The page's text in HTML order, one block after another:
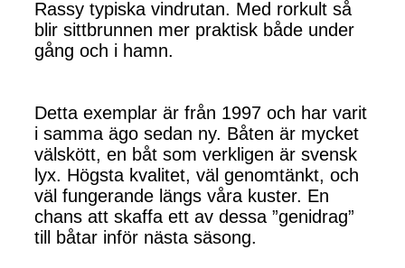
Rassy typiska vindrutan. Med rorkult så
blir sittbrunnen mer praktisk både under
gång och i hamn.
Detta exemplar är från 1997 och har varit
i samma ägo sedan ny. Båten är mycket
välskött, en båt som verkligen är svensk
lyx. Högsta kvalitet, väl genomtänkt, och
väl fungerande längs våra kuster. En
chans att skaffa ett av dessa ”genidrag”
till båtar inför nästa säsong.